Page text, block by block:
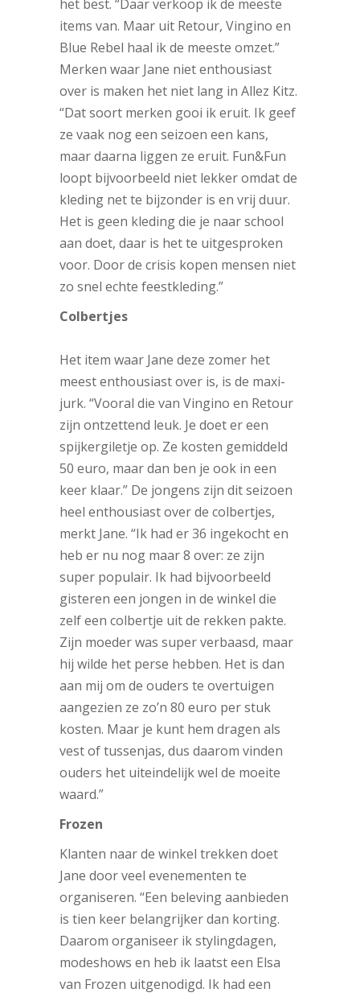
het best. “Daar verkoop ik de meeste
items van. Maar uit Retour, Vingino en
Blue Rebel haal ik de meeste omzet.”
Merken waar Jane niet enthousiast
over is maken het niet lang in Allez Kitz.
“Dat soort merken gooi ik eruit. Ik geef
ze vaak nog een seizoen een kans,
maar daarna liggen ze eruit. Fun&Fun
loopt bijvoorbeeld niet lekker omdat de
kleding net te bijzonder is en vrij duur.
Het is geen kleding die je naar school
aan doet, daar is het te uitgesproken
voor. Door de crisis kopen mensen niet
zo snel echte feestkleding.”
Colbertjes
Het item waar Jane deze zomer het
meest enthousiast over is, is de maxi-
jurk. “Vooral die van Vingino en Retour
zijn ontzettend leuk. Je doet er een
spijkergiletje op. Ze kosten gemiddeld
50 euro, maar dan ben je ook in een
keer klaar.” De jongens zijn dit seizoen
heel enthousiast over de colbertjes,
merkt Jane. “Ik had er 36 ingekocht en
heb er nu nog maar 8 over: ze zijn
super populair. Ik had bijvoorbeeld
gisteren een jongen in de winkel die
zelf een colbertje uit de rekken pakte.
Zijn moeder was super verbaasd, maar
hij wilde het perse hebben. Het is dan
aan mij om de ouders te overtuigen
aangezien ze zo’n 80 euro per stuk
kosten. Maar je kunt hem dragen als
vest of tussenjas, dus daarom vinden
ouders het uiteindelijk wel de moeite
waard.”
Frozen
Klanten naar de winkel trekken doet
Jane door veel evenementen te
organiseren. “Een beleving aanbieden
is tien keer belangrijker dan korting.
Daarom organiseer ik stylingdagen,
modeshows en heb ik laatst een Elsa
van Frozen uitgenodigd. Ik had een